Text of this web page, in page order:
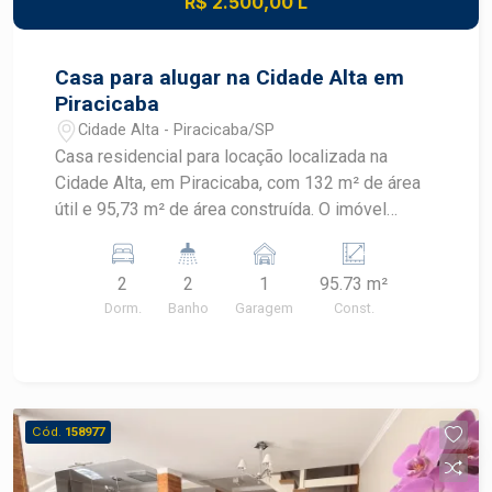
praticidade e excelente custo-benefício no
Casa para alugar na Cidade Alta em
Piracicaba
Cidade Alta - Piracicaba/SP
Casa residencial para locação localizada na
Cidade Alta, em Piracicaba, com 132 m² de área
útil e 95,73 m² de área construída. O imóvel
armários, oferecendo praticidade em localização
estratégica. CARACTERÍSTICAS DO IMÓVEL -
Área útil de 132 m² - Área construída de 95,73 m²
momentos de lazer e convivência - Churrasqueira
para confraternizações - Armários que
contribuem para a organização dos ambientes -
2
Dorm.
2
Banho
1
Garagem
95.73 m²
Const.
Cód. 158977